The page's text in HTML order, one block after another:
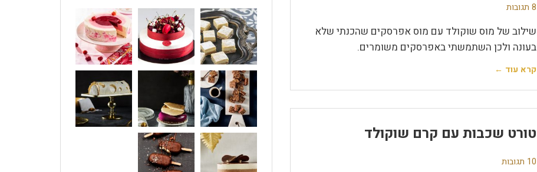
8 תגובות
שילוב של מוס שוקולד עם מוס אפרסקים שהכנתי שלא
בעונה ולכן השתמשתי באפרסקים משומרים.
קרא עוד ←
טורט שכבות עם קרם שוקולד
10 תגובות